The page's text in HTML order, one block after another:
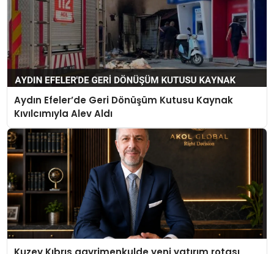
Aydın Efeler’de Geri Dönüşüm Kutusu Kaynak
Kıvılcımıyla Alev Aldı